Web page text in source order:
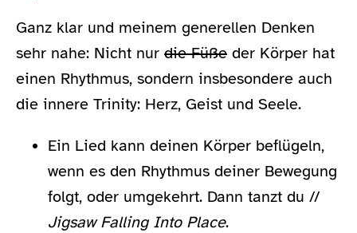
Ganz klar und meinem generellen Denken
sehr nahe: Nicht nur die Füße der Körper hat
einen Rhythmus, sondern insbesondere auch
die innere Trinity: Herz, Geist und Seele.
Ein Lied kann deinen Körper beflügeln,
wenn es den Rhythmus deiner Bewegung
folgt, oder umgekehrt. Dann tanzt du //
Jigsaw Falling Into Place.